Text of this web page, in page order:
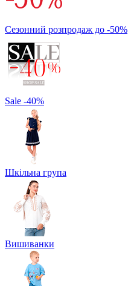
Сезонний розпродаж до -50%
Sale -40%
Шкільна група
Вишиванки